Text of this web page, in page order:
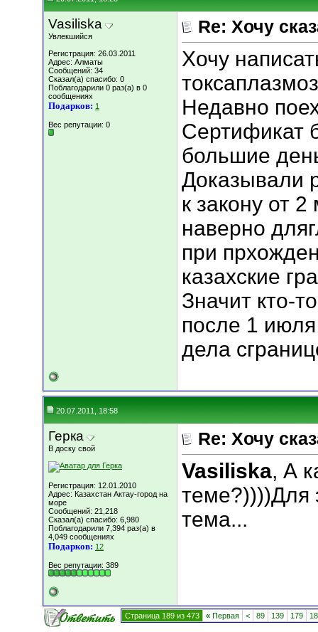
Vasiliska
Увлекшийся
Регистрация: 26.03.2011
Адрес: Алматы
Сообщений: 34
Сказал(а) спасибо: 0
Поблагодарили 0 раз(а) в 0
сообщениях
Подарков: 1
Вес репутации: 0
Re: Хочу
Xочу
Недавно
Сертификат
большие
Доказывали
к закону от
наверно
при
казахские
Значит кто-
после 1
дела
20.07.2011, 18:58
Герка
В доску свой
Регистрация: 12.01.2010
Адрес: Казахстан Актау-город на
море
Сообщений: 21,218
Сказал(а) спасибо: 6,980
Поблагодарили 7,394 раз(а) в
4,049 сообщениях
Подарков: 12
Вес репутации: 389
Re: Хочу
Vasiliska, А
теме?))))Для
тема...
Страница 189 из 473 « Первая < 89 139 179